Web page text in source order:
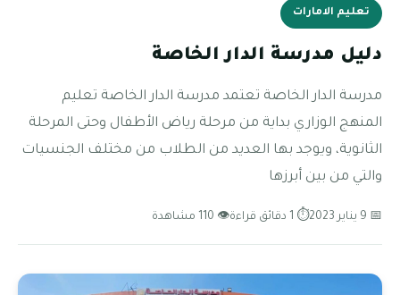
تعليم الامارات
دليل مدرسة الدار الخاصة
مدرسة الدار الخاصة تعتمد مدرسة الدار الخاصة تعليم
المنهج الوزاري بداية من مرحلة رياض الأطفال وحتى المرحلة
الثانوية، ويوجد بها العديد من الطلاب من مختلف الجنسيات
والتي من بين أبرزها
📅 9 يناير 2023 ⏱ 1 دقائق قراءة 👁 110 مشاهدة